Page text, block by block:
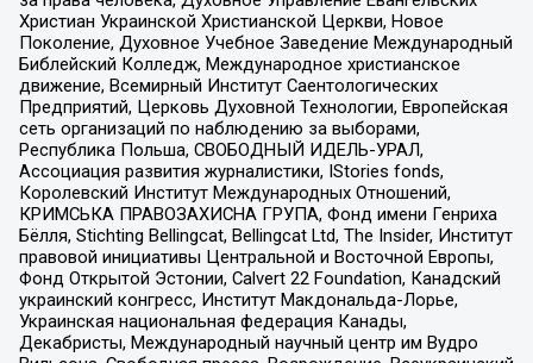
Христиан Украинской Христианской Церкви, Новое
Поколение, Духовное Учебное Заведение Международный
Библейский Колледж, Международное христианское
движение, Всемирный Институт Саентологических
Предприятий, Церковь Духовной Технологии, Европейская
сеть организаций по наблюдению за выборами,
Республика Польша, СВОБОДНЫЙ ИДЕЛЬ-УРАЛ,
Ассоциация развития журналистики, IStories fonds,
Королевский Институт Международных Отношений,
КРИМСЬКА ПРАВОЗАХИСНА ГРУПА, Фонд имени Генриха
Бёлля, Stichting Bellingcat, Bellingcat Ltd, The Insider, Институт
правовой инициативы Центральной и Восточной Европы,
Фонд Открытой Эстонии, Calvert 22 Foundation, Канадский
украинский конгресс, Институт Макдональда-Лорье,
Украинская национальная федерация Канады,
Декабристы, Международный научный центр им Вудро